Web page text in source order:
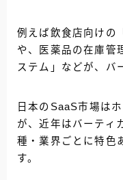
例えば飲食店向けの
や、医薬品の在庫管
ステム」などが、バ
日本のSaaS市場は
が、近年はバーティ
種・業界ごとに特色
す。